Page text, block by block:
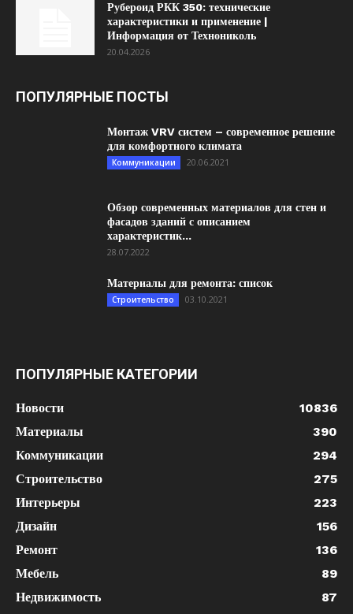
Рубероид РКК 350: технические
характеристики и применение |
Информация от Технониколь
20.04.2026
ПОПУЛЯРНЫЕ ПОСТЫ
Монтаж VRV систем – современное решение
для комфортного климата
Коммуникации 20.06.2021
Обзор современных материалов для стен и
фасадов зданий с описанием
характеристик...
28.07.2022
Материалы для ремонта: список
Строительство 03.10.2021
ПОПУЛЯРНЫЕ КАТЕГОРИИ
Новости
10836
Материалы
390
Коммуникации
294
Строительство
275
Интерьеры
223
Дизайн
156
Ремонт
136
Мебель
89
Недвижимость
87